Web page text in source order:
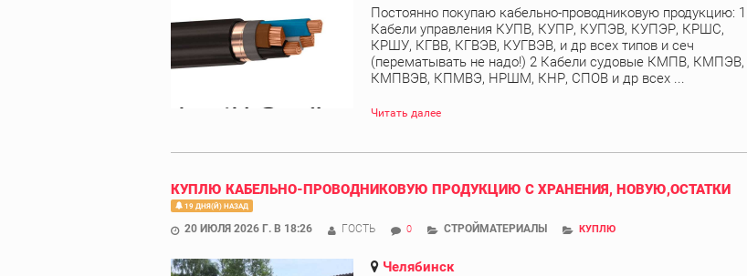
Постоянно покупаю кабельно-проводниковую продукцию: 1
Кабели управления КУПВ, КУПР, КУПЭВ, КУПЭР, КРШС,
КРШУ, КГВВ, КГВЭВ, КУГВЭВ, и др всех типов и сеч
(перематывать не надо!) 2 Кабели судовые КМПВ, КМПЭВ,
КМПВЭВ, КПМВЭ, НРШМ, КНР, СПОВ и др всех ...
Читать далее
КУПЛЮ КАБЕЛЬНО-ПРОВОДНИКОВУЮ ПРОДУКЦИЮ С ХРАНЕНИЯ, НОВУЮ,ОСТАТКИ
19 ДНЯ(Й) НАЗАД
20 ИЮЛЯ 2026 Г. В 18:26 ГОСТЬ 0 СТРОЙМАТЕРИАЛЫ КУПЛЮ
Челябинск